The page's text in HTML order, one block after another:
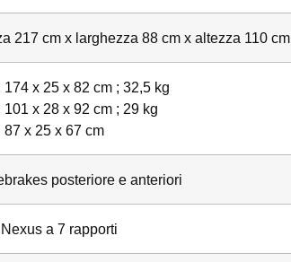
217 cm x larghezza 88 cm x altezza 110 cm
x 25 x 82 cm ; 32,5 kg
x 28 x 92 cm ; 29 kg
x 25 x 67 cm
posteriore e anteriori
a 7 rapporti